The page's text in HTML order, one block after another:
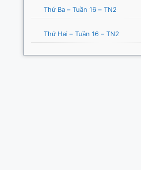
Thứ Ba – Tuần 16 – TN2
Thứ Hai – Tuần 16 – TN2